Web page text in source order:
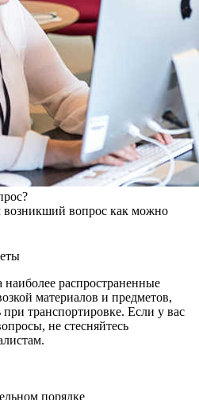
вопрос как можно
распространенные
материалов и предметов,
транспортировке. Если у вас
не стесняйтесь
порядке